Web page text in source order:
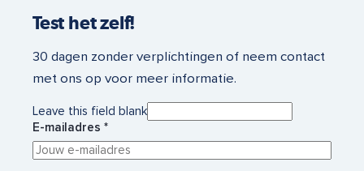
Test het zelf!
30 dagen zonder verplichtingen of neem contact
met ons op voor meer informatie.
Leave this field blank
E-mailadres